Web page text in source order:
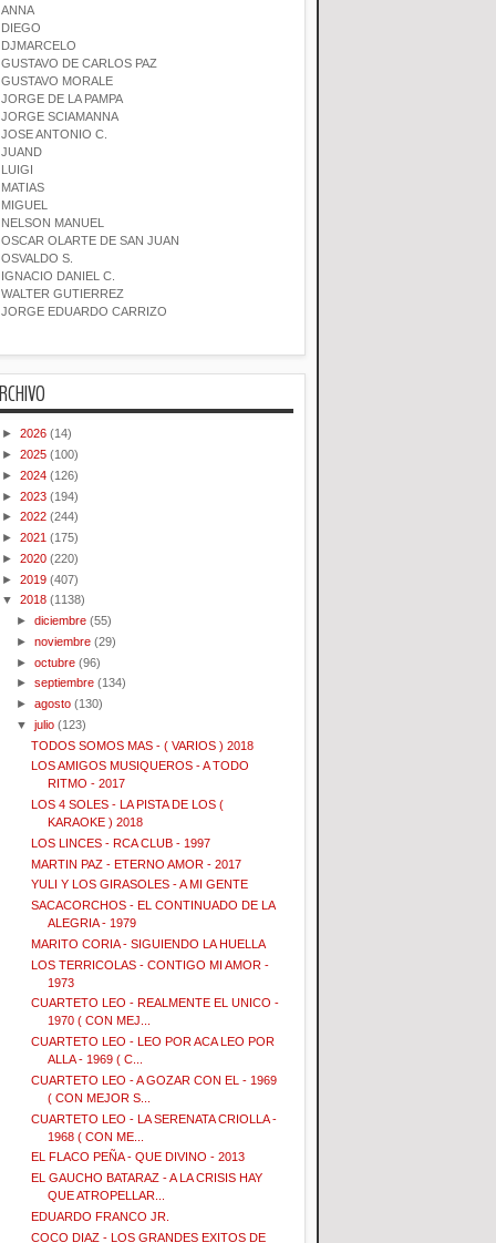
ANNA
DIEGO
DJMARCELO
GUSTAVO DE CARLOS PAZ
GUSTAVO MORALE
JORGE DE LA PAMPA
JORGE SCIAMANNA
JOSE ANTONIO C.
JUAND
LUIGI
MATIAS
MIGUEL
NELSON MANUEL
OSCAR OLARTE DE SAN JUAN
OSVALDO S.
IGNACIO DANIEL C.
WALTER GUTIERREZ
JORGE EDUARDO CARRIZO
► 2026 (14)
► 2025 (100)
► 2024 (126)
► 2023 (194)
► 2022 (244)
► 2021 (175)
► 2020 (220)
► 2019 (407)
▼ 2018 (1138)
►diciembre (55)
►noviembre (29)
►octubre (96)
►septiembre (134)
►agosto (130)
▼julio (123)
TODOS SOMOS MAS - ( VARIOS ) 2018
LOS AMIGOS MUSIQUEROS - A TODO
RITMO - 2017
LOS 4 SOLES - LA PISTA DE LOS (
KARAOKE ) 2018
LOS LINCES - RCA CLUB - 1997
MARTIN PAZ - ETERNO AMOR - 2017
YULI Y LOS GIRASOLES - A MI GENTE
SACACORCHOS - EL CONTINUADO DE LA
ALEGRIA - 1979
MARITO CORIA - SIGUIENDO LA HUELLA
LOS TERRICOLAS - CONTIGO MI AMOR -
1973
CUARTETO LEO - REALMENTE EL UNICO -
1970 ( CON MEJ...
CUARTETO LEO - LEO POR ACA LEO POR
ALLA - 1969 ( C...
CUARTETO LEO - A GOZAR CON EL - 1969
( CON MEJOR S...
CUARTETO LEO - LA SERENATA CRIOLLA -
1968 ( CON ME...
EL FLACO PEÑA - QUE DIVINO - 2013
EL GAUCHO BATARAZ - A LA CRISIS HAY
QUE ATROPELLAR...
EDUARDO FRANCO JR.
COCO DIAZ - LOS GRANDES EXITOS DE